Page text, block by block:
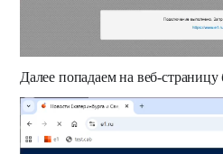
Далее попадаем на веб-страницу